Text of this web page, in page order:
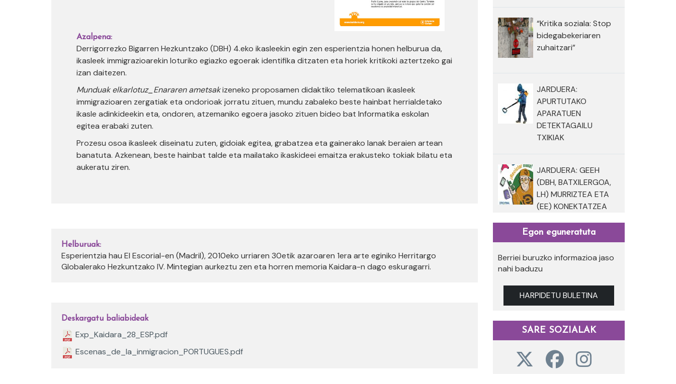
Azalpena:
Derrigorrezko Bigarren Hezkuntzako (DBH) 4.eko ikasleekin egin zen esperientzia honen helburua da,
ikasleek immigrazioarekin loturiko egiazko egoerak identifika ditzaten eta horiek kritikoki aztertzeko gai
izan daitezen.
Munduak elkarlotuz_Enararen ametsakizeneko proposamen didaktiko telematikoan ikasleek
immigrazioaren zergatiak eta ondorioak jorratu zituen, mundu zabaleko beste hainbat herrialdetako
ikasle adinkideekin eta, ondoren, atzemaniko egoera jasoko zituen bideo bat Informatika eskolan
egitea erabaki zuten.
Prozesu osoa ikasleek diseinatu zuten, gidoiak egitea, grabatzea eta gainerako lanak beraien artean
banatuta. Azkenean, beste hainbat talde eta mailatako ikaskideei emaitza erakusteko tokiak bilatu eta
aukeratu ziren.
Helburuak:
Esperientzia hau El Escorial-en (Madril), 2010eko urriaren 30etik azaroaren 1era arte eginiko Herritargo
Globalerako Hezkuntzako IV. Mintegian aurkeztu zen eta horren memoria Kaidara-n dago eskuragarri.
Deskargatu baliabideak
Exp_Kaidara_28_ESP.pdf
Escenas_de_la_inmigracion_PORTUGUES.pdf
“Kritika soziala: Stop
bidegabekeriaren
zuhaitzari”
JARDUERA:
APURTUTAKO
APARATUEN
DETEKTAGAILU
TXIKIAK
JARDUERA: GEEH
(DBH, BATXILERGOA,
LH) MURRIZTEA ETA
(EE) KONEKTATZEA
Egon eguneratuta
Berriei buruzko informazioa jaso
nahi baduzu
HARPIDETU BULETINA
SARE SOZIALAK